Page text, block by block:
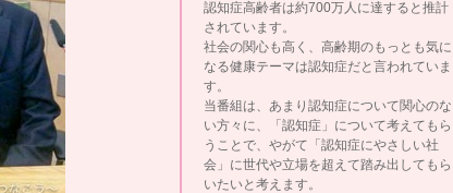
認知症高齢者は約700万人に達すると推計
されています。
社会の関心も高く、高齢期のもっとも気に
なる健康テーマは認知症だと言われていま
す。
当番組は、あまり認知症について関心のな
い方々に、「認知症」について考えてもら
うことで、やがて「認知症にやさしい社
会」に世代や立場を超えて踏み出してもら
いたいと考えます。